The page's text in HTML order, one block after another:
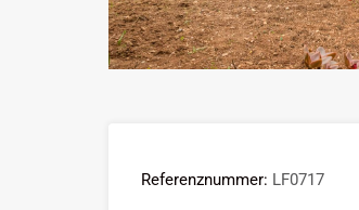
Referenznummer: LF0717